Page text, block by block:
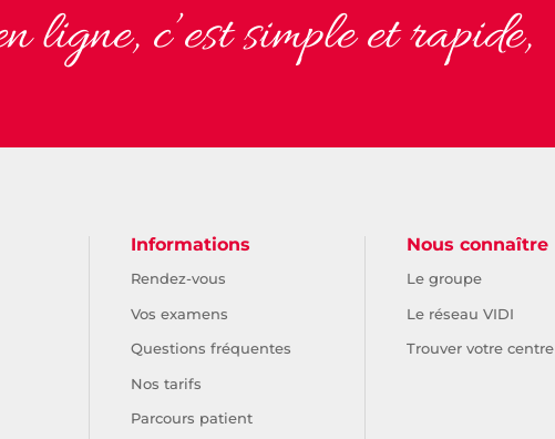
ligne, c’est simple et rapide,
Informations
Rendez-vous
Vos examens
Questions fréquentes
Nos tarifs
Parcours patient
Nous connaître
Le groupe
Le réseau VIDI
Trouver votre centre